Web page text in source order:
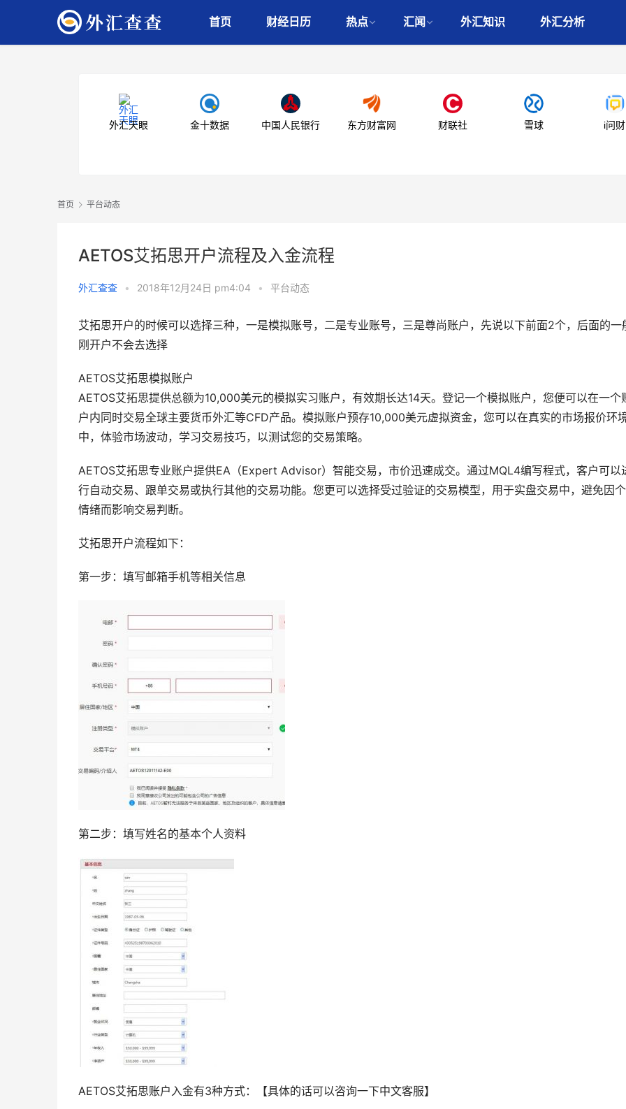
首页 财经日历 热点 汇闻 外汇知识 外汇分析
外汇天眼 金十数据 中国人民银行 东方财富网 财联社 雪球 i问财
首页 平台动态
AETOS艾拓思开户流程及入金流程
外汇查查 • 2018年12月24日 pm4:04 • 平台动态
艾拓思开户的时候可以选择三种，一是模拟账号，二是专业账号，三是尊尚账户，先说以下前面2个，后面的一
刚开户不会去选择
AETOS艾拓思模拟账户
AETOS艾拓思提供总额为10,000美元的模拟实习账户，有效期长达14天。登记一个模拟账户，您便可以在一个
户内同时交易全球主要货币外汇等CFD产品。模拟账户预存10,000美元虚拟资金，您可以在真实的市场报价环
中，体验市场波动，学习交易技巧，以测试您的交易策略。
AETOS艾拓思专业账户提供EA（Expert Advisor）智能交易，市价迅速成交。通过MQL4编写程式，客户可以
行自动交易、跟单交易或执行其他的交易功能。您更可以选择受过验证的交易模型，用于实盘交易中，避免因
情绪而影响交易判断。
艾拓思开户流程如下：
第一步：填写邮箱手机等相关信息
第二步：填写姓名的基本个人资料
AETOS艾拓思账户入金有3种方式：【具体的话可以咨询一下中文客服】